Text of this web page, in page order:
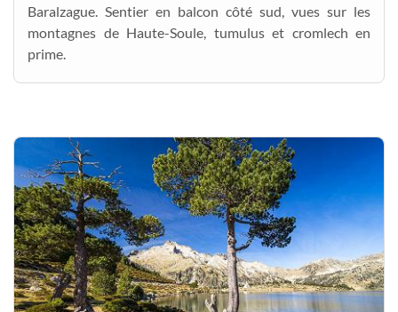
Baralzague. Sentier en balcon côté sud, vues sur les
montagnes de Haute-Soule, tumulus et cromlech en
prime.